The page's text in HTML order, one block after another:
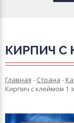
КИРПИЧ С
Главная - Страна -
Кирпич с клеймом 1